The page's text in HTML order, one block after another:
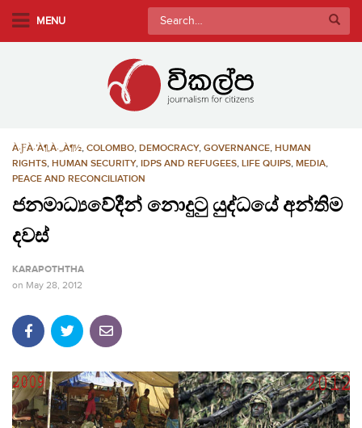
MENU
Search
for:
À·ƑÀ·’À¶‚À·„À¶½, COLOMBO, DEMOCRACY, GOVERNANCE, HUMAN
RIGHTS, HUMAN SECURITY, IDPS AND REFUGEES, LIFE QUIPS, MEDIA,
PEACE AND RECONCILIATION
ජනමාධ්‍යවේදීන් නොදුටු යුද්ධයේ අන්තිම
දවස්
KARAPOTHTHA
on May 28, 2012